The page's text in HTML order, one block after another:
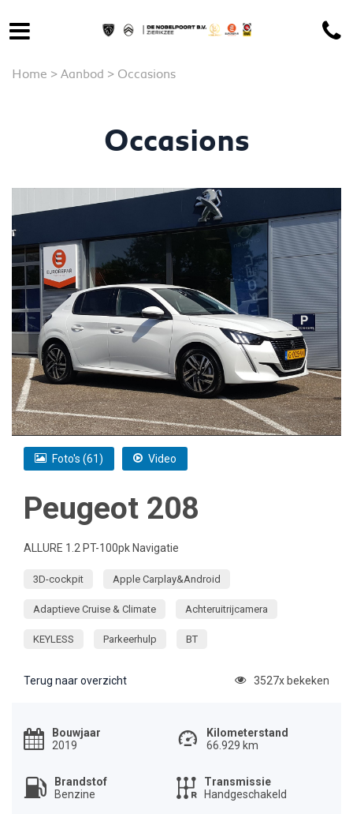
Home > Aanbod > Occasions
Occasions
Peugeot 208
ALLURE 1.2 PT-100pk Navigatie
3D-cockpit Apple Carplay&Android
Adaptieve Cruise & Climate Achteruitrijcamera
KEYLESS Parkeerhulp BT
Foto's (61) Video
Terug naar overzicht 3527x bekeken
Bouwjaar
2019
Kilometerstand
66.929 km
Brandstof
Benzine
Transmissie
Handgeschakeld